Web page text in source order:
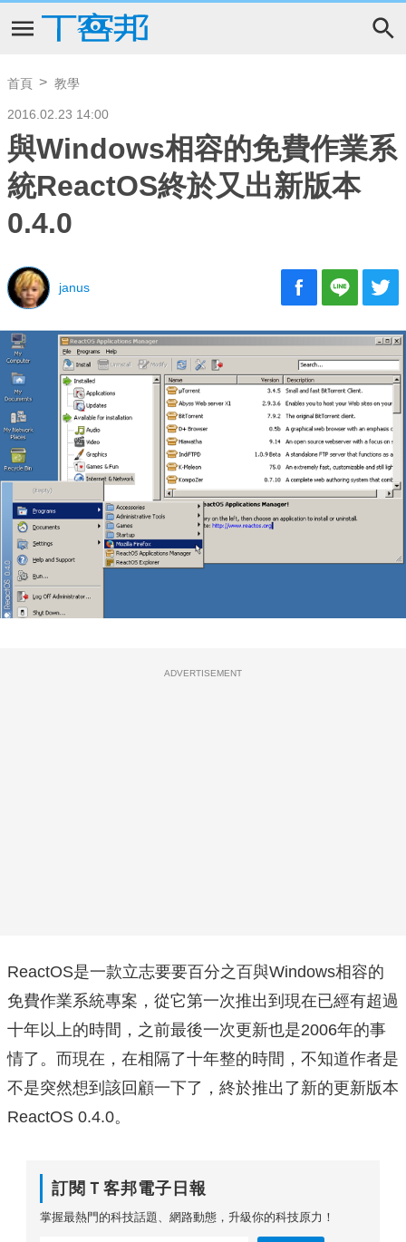
首頁 教學
2016.02.23 14:00
與Windows相容的免費作業系
統ReactOS終於又出新版本
0.4.0
janus
ADVERTISEMENT
ReactOS是一款立志要要百分之百與Windows相容的
免費作業系統專案，從它第一次推出到現在已經有超過
十年以上的時間，之前最後一次更新也是2006年的事
情了。而現在，在相隔了十年整的時間，不知道作者是
不是突然想到該回顧一下了，終於推出了新的更新版本
ReactOS 0.4.0。
訂閱Ｔ客邦電子日報
掌握最熱門的科技話題、網路動態，升級你的科技原力！